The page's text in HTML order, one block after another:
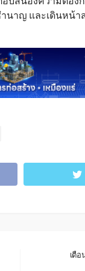
นาญ และเดินหน้
เตื